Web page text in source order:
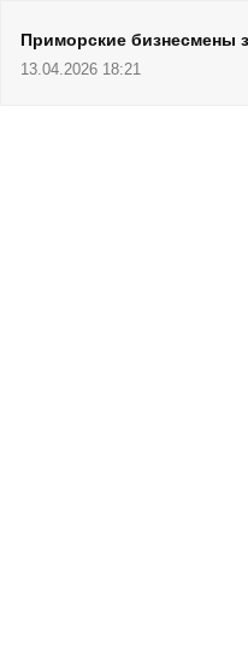
Приморские бизнесмены
13.04.2026 18:21